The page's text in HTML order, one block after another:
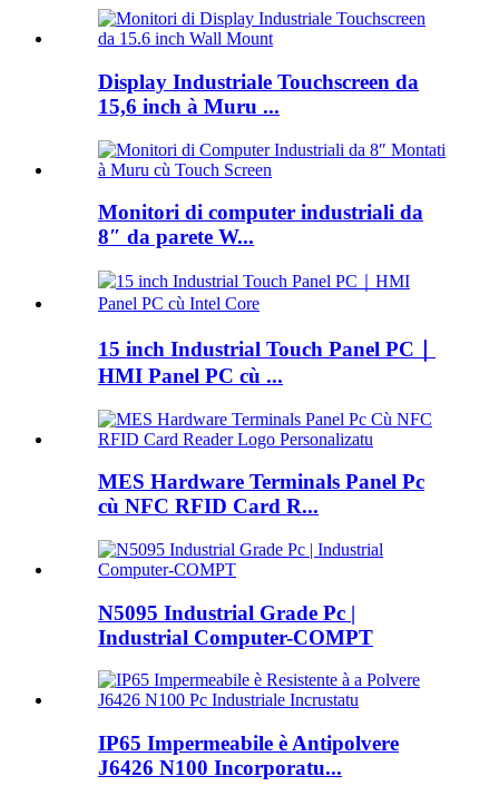
Display Industriale Touchscreen da
15,6 inch à Muru ...
Monitori di computer industriali da
8″ da parete W...
15 inch Industrial Touch Panel PC｜
HMI Panel PC cù ...
MES Hardware Terminals Panel Pc
cù NFC RFID Card R...
N5095 Industrial Grade Pc |
Industrial Computer-COMPT
IP65 Impermeabile è Antipolvere
J6426 N100 Incorporatu...